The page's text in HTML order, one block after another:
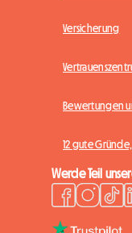
Versicherung
Bewertungen
12 gute
Werde Teil